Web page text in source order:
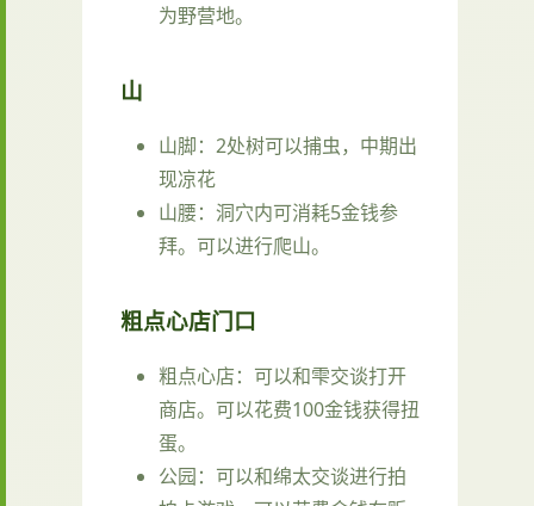
为野营地。
山
山脚：2处树可以捕虫，中期出
现凉花
山腰：洞穴内可消耗5金钱参
拜。可以进行爬山。
粗点心店门口
粗点心店：可以和雫交谈打开
商店。可以花费100金钱获得扭
蛋。
公园：可以和绵太交谈进行拍